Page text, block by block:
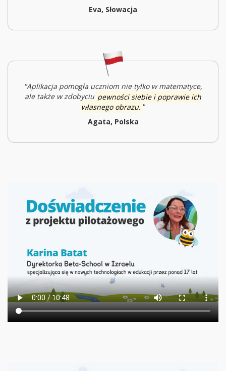
Eva, Słowacja
"Aplikacja pomogła uczniom nie tylko w matematyce,
ale także w zdobyciu pewności siebie i poprawie ich
własnego obrazu. "
Agata, Polska